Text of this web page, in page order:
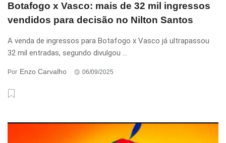
Botafogo x Vasco: mais de 32 mil ingressos
vendidos para decisão no Nilton Santos
A venda de ingressos para Botafogo x Vasco já ultrapassou
32 mil entradas, segundo divulgou ...
Por Enzo Carvalho 06/09/2025